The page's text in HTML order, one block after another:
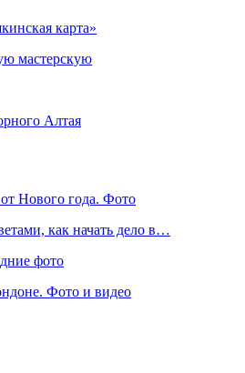
карта»
мастерскую
Алтая
Нового года. Фото
как начать дело в…
фото
Фото и видео